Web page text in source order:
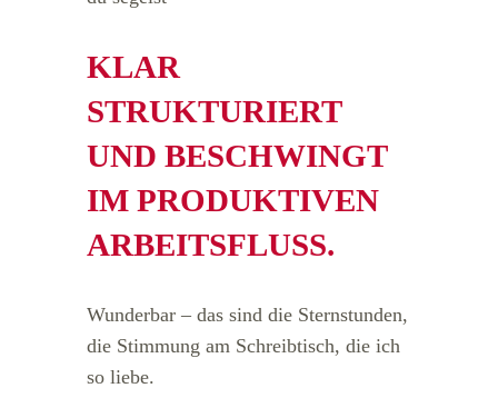
KLAR
STRUKTURIERT
UND BESCHWINGT
IM PRODUKTIVEN
ARBEITSFLUSS.
Wunderbar – das sind die Sternstunden,
die Stimmung am Schreibtisch, die ich
so liebe.